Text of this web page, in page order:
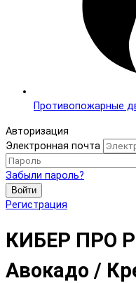
Противопожарные
Авторизация
Электронная почта
Забыли пароль?
Войти
Регистрация
КИБЕР ПРО
Авокадо /